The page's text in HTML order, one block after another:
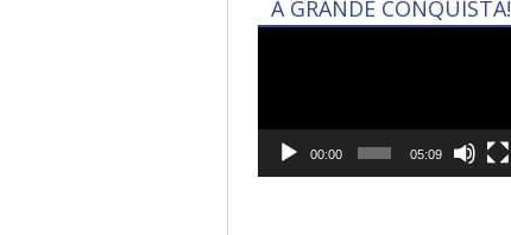
A GRANDE CONQUISTA!
00:00 05:09